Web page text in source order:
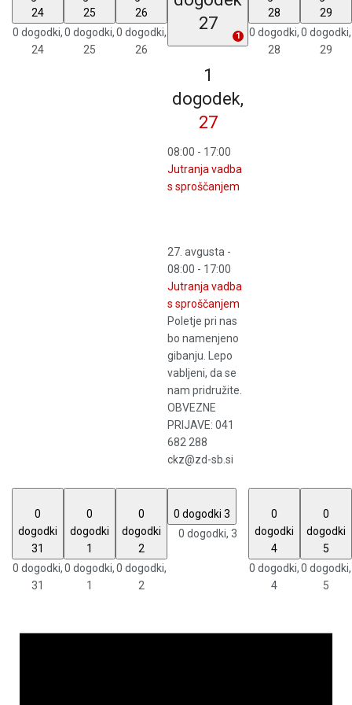
24
0 dogodki,
24
25
0 dogodki,
25
26
0 dogodki,
26
27
1
1
dogodek,
27
08:00 - 17:00
Jutranja vadba
s sproščanjem
27. avgusta -
08:00 - 17:00
Jutranja vadba
s sproščanjem
Poletje pri nas
bo namenjeno
gibanju. Lepo
vabljeni, da se
nam pridružite.
OBVEZNE
PRIJAVE: 041
682 288
ckz@zd-sb.si
28
0 dogodki,
28
29
0 dogodki,
29
0
dogodki
31
0 dogodki,
31
0
dogodki
1
0 dogodki,
1
0
dogodki
2
0 dogodki,
2
0 dogodki 3
0 dogodki, 3
0
dogodki
4
0 dogodki,
4
0
dogodki
5
0 dogodki,
5